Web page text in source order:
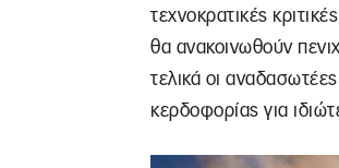
τεχνοκρατικές
θα ανακοινωθούν
τελικά οι
κερδοφορίας για